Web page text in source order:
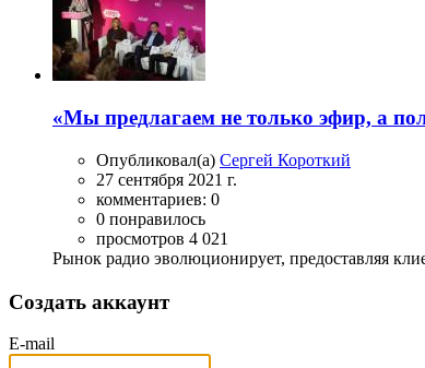
«Мы предлагаем не только эфир, а
Опубликовал(а) Сергей Короткий
27 сентября 2021 г.
комментариев: 0
0 понравилось
просмотров 4 021
Рынок радио эволюционирует, предоставляя
Создать аккаунт
E-mail